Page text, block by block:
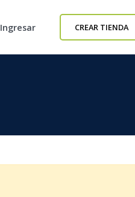
Ingresar CREAR TIENDA